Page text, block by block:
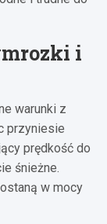
i
warunki z
przyniesie
prędkość do
śnieżne.
w mocy